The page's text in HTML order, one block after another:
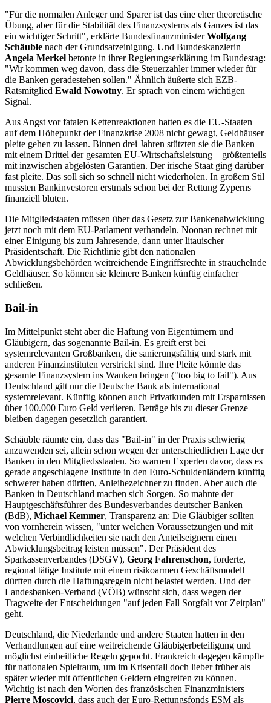
"Für die normalen Anleger und Sparer ist das eine eher theoretische
Übung, aber für die Stabilität des Finanzsystems als Ganzes ist das
ein wichtiger Schritt", erklärte BundesfinanzministerWolfgang
Schäuble nach der Grundsatzeinigung. Und Bundeskanzlerin
Angela Merkel betonte in ihrer Regierungserklärung im Bundestag:
"Wir kommen weg davon, dass die Steuerzahler immer wieder für
die Banken geradestehen sollen." Ähnlich äußerte sich EZB-
Ratsmitglied Ewald Nowotny. Er sprach von einem wichtigen
Signal.
Aus Angst vor fatalen Kettenreaktionen hatten es die EU-Staaten
auf dem Höhepunkt der Finanzkrise 2008 nicht gewagt, Geldhäuser
pleite gehen zu lassen. Binnen drei Jahren stützten sie die Banken
mit einem Drittel der gesamten EU-Wirtschaftsleistung – größtenteils
mit inzwischen abgelösten Garantien. Der irische Staat ging darüber
fast pleite. Das soll sich so schnell nicht wiederholen. In großem Stil
mussten Bankinvestoren erstmals schon bei der Rettung Zyperns
finanziell bluten.
Die Mitgliedstaaten müssen über das Gesetz zur Bankenabwicklung
jetzt noch mit dem EU-Parlament verhandeln. Noonan rechnet mit
einer Einigung bis zum Jahresende, dann unter litauischer
Präsidentschaft. Die Richtlinie gibt den nationalen
Abwicklungsbehörden weitreichende Eingriffsrechte in strauchelnde
Geldhäuser. So können sie kleinere Banken künftig einfacher
schließen.
Bail-in
Im Mittelpunkt steht aber die Haftung von Eigentümern und
Gläubigern, das sogenannte Bail-in. Es greift erst bei
systemrelevanten Großbanken, die sanierungsfähig und stark mit
anderen Finanzinstituten verstrickt sind. Ihre Pleite könnte das
gesamte Finanzsystem ins Wanken bringen ("too big to fail"). Aus
Deutschland gilt nur die Deutsche Bank als international
systemrelevant. Künftig können auch Privatkunden mit Ersparnissen
über 100.000 Euro Geld verlieren. Beträge bis zu dieser Grenze
bleiben dagegen gesetzlich garantiert.
Schäuble räumte ein, dass das "Bail-in" in der Praxis schwierig
anzuwenden sei, allein schon wegen der unterschiedlichen Lage der
Banken in den Mitgliedsstaaten. So warnen Experten davor, dass es
gerade angeschlagene Institute in den Euro-Schuldenländern künftig
schwerer haben dürften, Anleihezeichner zu finden. Aber auch die
Banken in Deutschland machen sich Sorgen. So mahnte der
Hauptgeschäftsführer des Bundesverbandes deutscher Banken
(BdB), Michael Kemmer, Transparenz an: Die Gläubiger sollten
von vornherein wissen, "unter welchen Voraussetzungen und mit
welchen Verbindlichkeiten sie nach den Anteilseignern einen
Abwicklungsbeitrag leisten müssen". Der Präsident des
Sparkassenverbandes (DSGV), Georg Fahrenschon, forderte,
regional tätige Institute mit einem risikoarmen Geschäftsmodell
dürften durch die Haftungsregeln nicht belastet werden. Und der
Landesbanken-Verband (VÖB) wünscht sich, dass wegen der
Tragweite der Entscheidungen "auf jeden Fall Sorgfalt vor Zeitplan"
geht.
Deutschland, die Niederlande und andere Staaten hatten in den
Verhandlungen auf eine weitreichende Gläubigerbeteiligung und
möglichst einheitliche Regeln gepocht. Frankreich dagegen kämpfte
für nationalen Spielraum, um im Krisenfall doch lieber früher als
später wieder mit öffentlichen Geldern eingreifen zu können.
Wichtig ist nach den Worten des französischen Finanzministers
Pierre Moscovici, dass auch der Euro-Rettungsfonds ESM als